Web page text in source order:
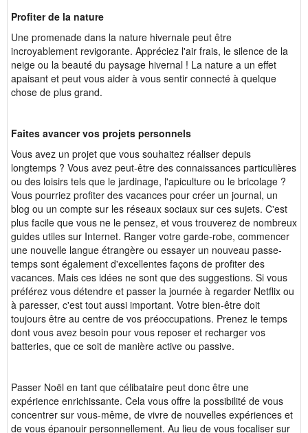
Profiter de la nature
Une promenade dans la nature hivernale peut être
incroyablement revigorante. Appréciez l'air frais, le silence de la
neige ou la beauté du paysage hivernal ! La nature a un effet
apaisant et peut vous aider à vous sentir connecté à quelque
chose de plus grand.
Faites avancer vos projets personnels
Vous avez un projet que vous souhaitez réaliser depuis
longtemps ? Vous avez peut-être des connaissances particulières
ou des loisirs tels que le jardinage, l'apiculture ou le bricolage ?
Vous pourriez profiter des vacances pour créer un journal, un
blog ou un compte sur les réseaux sociaux sur ces sujets. C'est
plus facile que vous ne le pensez, et vous trouverez de nombreux
guides utiles sur Internet. Ranger votre garde-robe, commencer
une nouvelle langue étrangère ou essayer un nouveau passe-
temps sont également d'excellentes façons de profiter des
vacances. Mais ces idées ne sont que des suggestions. Si vous
préférez vous détendre et passer la journée à regarder Netflix ou
à paresser, c'est tout aussi important. Votre bien-être doit
toujours être au centre de vos préoccupations. Prenez le temps
dont vous avez besoin pour vous reposer et recharger vos
batteries, que ce soit de manière active ou passive.
Passer Noël en tant que célibataire peut donc être une
expérience enrichissante. Cela vous offre la possibilité de vous
concentrer sur vous-même, de vivre de nouvelles expériences et
de vous épanouir personnellement. Au lieu de vous focaliser sur